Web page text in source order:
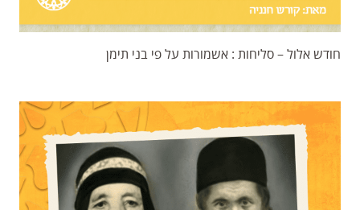
חודש אלול – סליחות : אשמורות על פי בני תימן